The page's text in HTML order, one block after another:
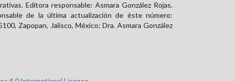
Editora responsable: Asmara González Rojas.
de la última actualización de éste número:
Zapopan, Jalisco, México; Dra. Asmara González